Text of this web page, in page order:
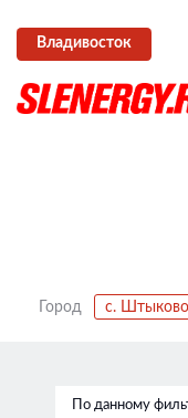
Владивосток
Город с. Штыково
По данному